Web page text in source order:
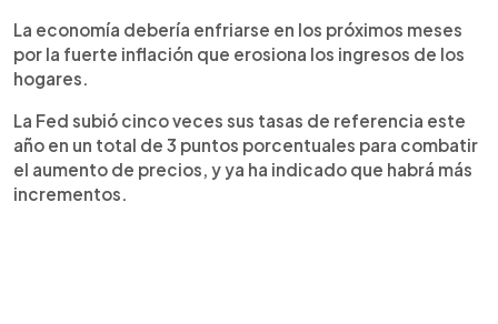
La economía debería enfriarse en los próximos meses
por la fuerte inflación que erosiona los ingresos de los
hogares.
La Fed subió cinco veces sus tasas de referencia este
año en un total de 3 puntos porcentuales para combatir
el aumento de precios, y ya ha indicado que habrá más
incrementos.